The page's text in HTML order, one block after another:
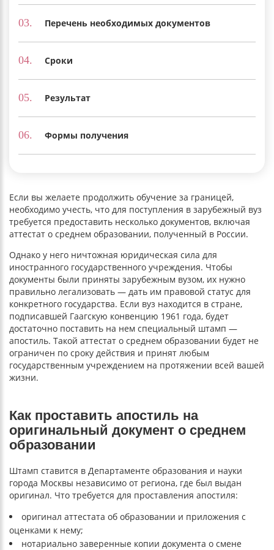
03. Перечень необходимых документов
04. Сроки
05. Результат
06. Формы получения
Если вы желаете продолжить обучение за границей,
необходимо учесть, что для поступления в зарубежный вуз
требуется предоставить несколько документов, включая
аттестат о среднем образовании, полученный в России.
Однако у него ничтожная юридическая сила для
иностранного государственного учреждения. Чтобы
документы были приняты зарубежным вузом, их нужно
правильно легализовать — дать им правовой статус для
конкретного государства. Если вуз находится в стране,
подписавшей Гаагскую конвенцию 1961 года, будет
достаточно поставить на нем специальный штамп —
апостиль. Такой аттестат о среднем образовании будет не
ограничен по сроку действия и принят любым
государственным учреждением на протяжении всей вашей
жизни.
Как проставить апостиль на
оригинальный документ о среднем
образовании
Штамп ставится в Департаменте образования и науки
города Москвы независимо от региона, где был выдан
оригинал. Что требуется для проставления апостиля:
оригинал аттестата об образовании и приложения с
оценками к нему;
нотариально заверенные копии документа о смене